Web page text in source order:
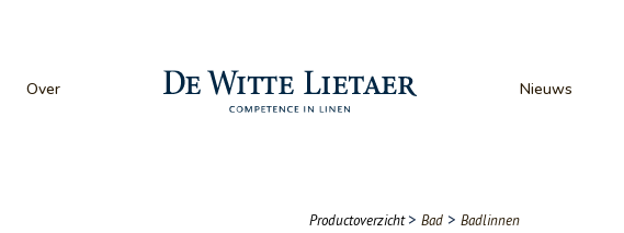
Over Nieuws
Productoverzicht > Bad > Badlinnen